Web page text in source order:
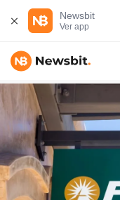
Newsbit
Ver app